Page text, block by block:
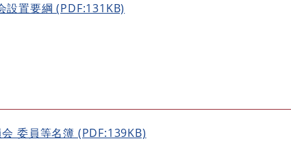
設置要綱 (PDF:131KB)
委員等名簿 (PDF:139KB)